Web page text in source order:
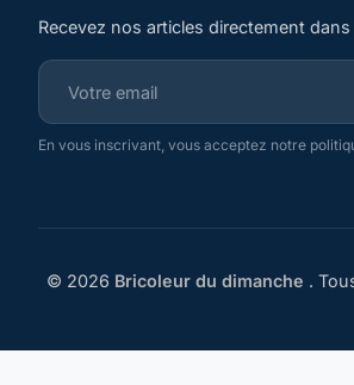
Recevez nos articles directement
En vous inscrivant, vous acceptez notre
© 2026 Bricoleur du dimanche .